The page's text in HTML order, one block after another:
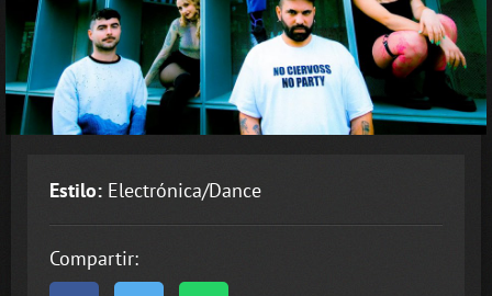
Estilo: Electrónica/Dance
Compartir: